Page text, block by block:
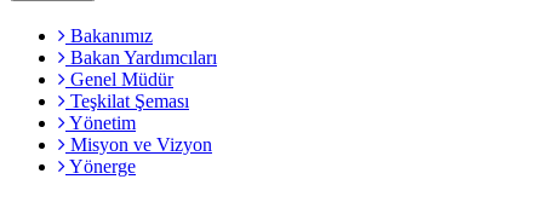
Bakanımız
Bakan Yardımcıları
Genel Müdür
Teşkilat Şeması
Yönetim
Misyon ve Vizyon
Yönerge